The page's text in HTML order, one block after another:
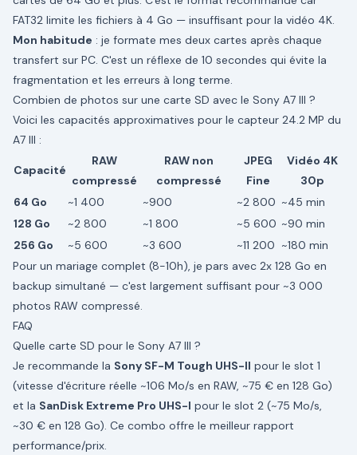
FAT32 limite les fichiers à 4 Go — insuffisant pour la vidéo 4K.
Mon habitude : je formate mes deux cartes après chaque
transfert sur PC. C'est un réflexe de 10 secondes qui évite la
fragmentation et les erreurs à long terme.
Combien de photos sur une carte SD avec le Sony A7 III ?
Voici les capacités approximatives pour le capteur 24.2 MP du
A7 III :
Capacité
RAW
compressé
RAW non
compressé
JPEG
Fine
Vidéo 4K
30p
64 Go
~1 400 ~900 ~2 800 ~45 min
128 Go
~2 800 ~1 800 ~5 600 ~90 min
256 Go
~5 600 ~3 600 ~11 200 ~180 min
Pour un mariage complet (8-10h), je pars avec 2x 128 Go en
backup simultané — c'est largement suffisant pour ~3 000
photos RAW compressé.
FAQ
Quelle carte SD pour le Sony A7 III ?
Je recommande la Sony SF-M Tough UHS-II pour le slot 1
(vitesse d'écriture réelle ~106 Mo/s en RAW, ~75 € en 128 Go)
et la SanDisk Extreme Pro UHS-I pour le slot 2 (~75 Mo/s,
~30 € en 128 Go). Ce combo offre le meilleur rapport
performance/prix.